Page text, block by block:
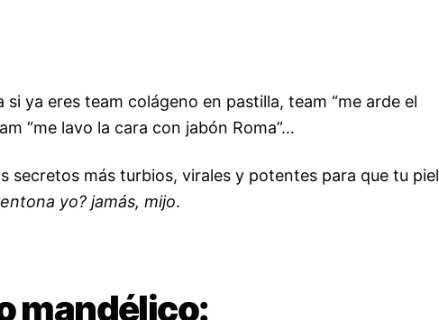
si ya eres team colágeno en pastilla, team “me arde el
“me lavo la cara con jabón Roma”…
secretos más turbios, virales y potentes para que tu piel
yo? jamás, mijo.
mandélico: